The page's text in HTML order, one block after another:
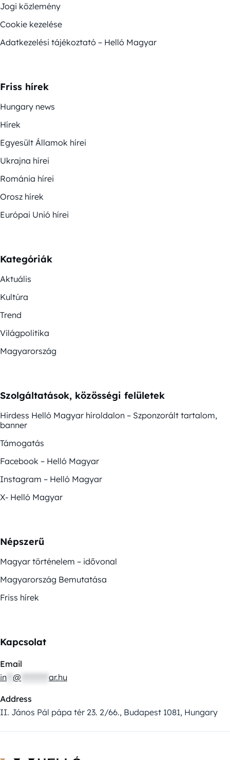
Jogi közlemény
Cookie kezelése
Adatkezelési tájékoztató – Helló Magyar
Friss hírek
Hungary news
Hírek
Egyesült Államok hírei
Ukrajna hírei
Románia hírei
Orosz hírek
Európai Unió hírei
Kategóriák
Aktuális
Kultúra
Trend
Világpolitika
Magyarország
Szolgáltatások, közösségi felületek
Hirdess Helló Magyar híroldalon – Szponzorált tartalom,
banner
Támogatás
Facebook – Helló Magyar
Instagram – Helló Magyar
X- Helló Magyar
Népszerű
Magyar történelem – idővonal
Magyarország Bemutatása
Friss hírek
Kapcsolat
Email
in @ ar.hu
Address
II. János Pál pápa tér 23. 2/66., Budapest 1081, Hungary